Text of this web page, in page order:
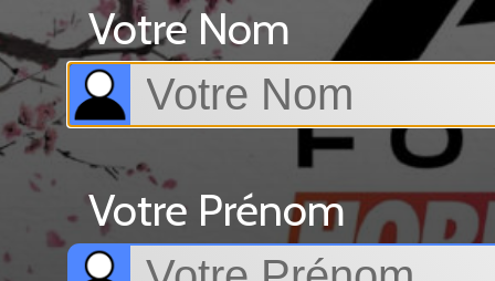
Votre Nom
Votre Prénom